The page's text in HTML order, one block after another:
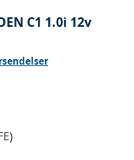
C1 1.0i 12v